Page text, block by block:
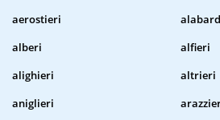
aerostieri
alberi
alfieri
alighieri
altrieri
aniglieri